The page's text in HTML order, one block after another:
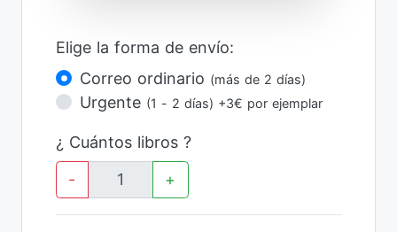
Elige la forma de envío:
Correo ordinario (más de 2 días)
Urgente (1 - 2 días) +3€ por ejemplar
¿ Cuántos libros ?
- +